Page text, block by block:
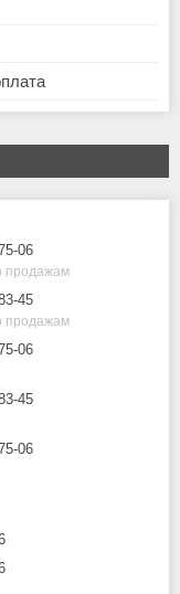
06
продажам
45
продажам
06
45
06